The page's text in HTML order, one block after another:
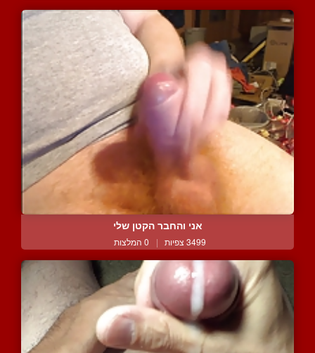
אני והחבר הקטן שלי
3499 צפיות | 0 המלצות